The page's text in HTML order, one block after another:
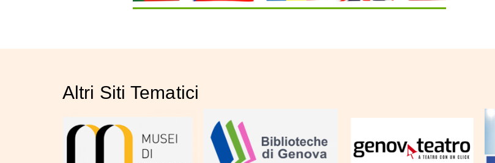
Altri Siti Tematici